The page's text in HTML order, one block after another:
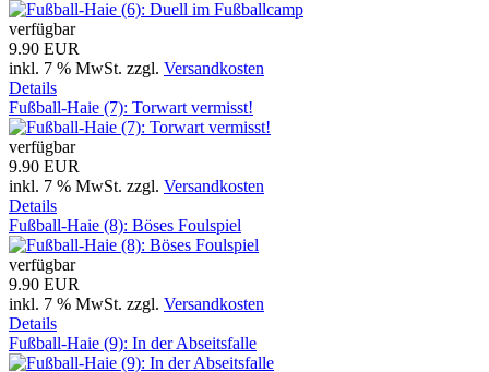
verfügbar
9.90 EUR
inkl. 7 % MwSt. zzgl. Versandkosten
Details
Fußball-Haie (7): Torwart vermisst!
verfügbar
9.90 EUR
inkl. 7 % MwSt. zzgl. Versandkosten
Details
Fußball-Haie (8): Böses Foulspiel
verfügbar
9.90 EUR
inkl. 7 % MwSt. zzgl. Versandkosten
Details
Fußball-Haie (9): In der Abseitsfalle